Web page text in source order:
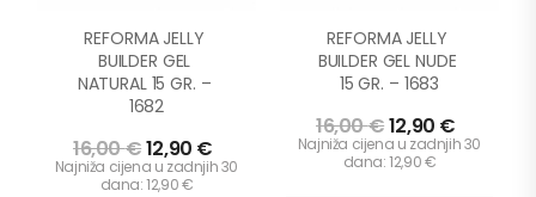
REFORMA JELLY
BUILDER GEL
NATURAL 15 GR. –
1682
16,00€12,90 €
Najniža cijena u zadnjih 30
dana:12,90€
REFORMA JELLY
BUILDER GEL NUDE
15 GR. – 1683
16,00€12,90 €
Najniža cijena u zadnjih 30
dana:12,90€